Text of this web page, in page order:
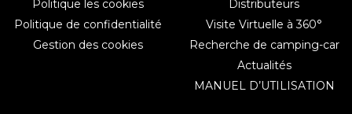
Politique les cookies
Politique de confidentialité
Gestion des cookies
Distributeurs
Visite Virtuelle à 360°
Recherche de camping-car
Actualités
MANUEL D’UTILISATION